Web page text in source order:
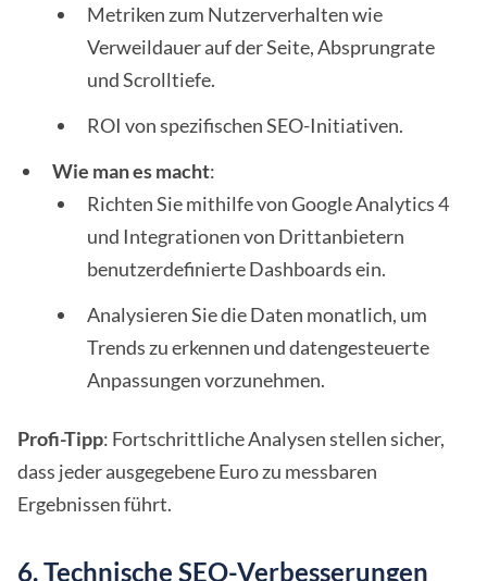
Metriken zum Nutzerverhalten wie
Verweildauer auf der Seite, Absprungrate
und Scrolltiefe.
ROI von spezifischen SEO-Initiativen.
Wie man es macht:
Richten Sie mithilfe von Google Analytics 4
und Integrationen von Drittanbietern
benutzerdefinierte Dashboards ein.
Analysieren Sie die Daten monatlich, um
Trends zu erkennen und datengesteuerte
Anpassungen vorzunehmen.
Profi-Tipp: Fortschrittliche Analysen stellen sicher,
dass jeder ausgegebene Euro zu messbaren
Ergebnissen führt.
6. Technische SEO-Verbesserungen